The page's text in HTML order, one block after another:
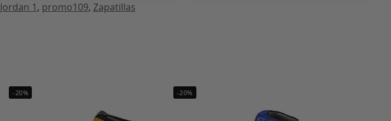
Jordan 1, promo109, Zapatillas
-20% -20%